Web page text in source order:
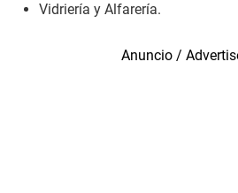
Vidriería y Alfarería.